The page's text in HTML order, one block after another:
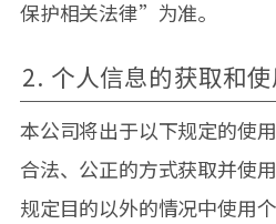
保护相关法律”为准。
2. 个人信息的获取和
本公司将出于以下规定的使
合法、公正的方式获取并使
规定目的以外的情况中使用